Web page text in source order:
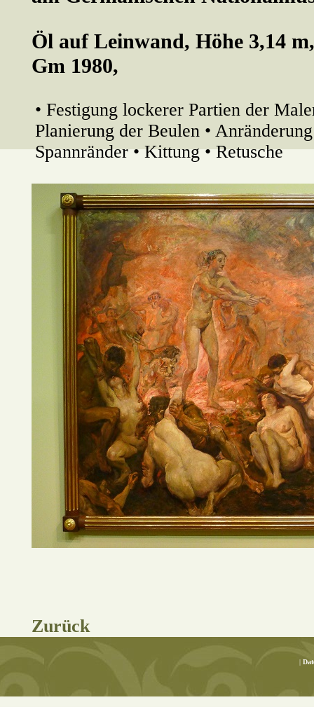
Öl auf Leinwand, Höhe 3,14
Gm 1980,
• Festigung lockerer Partien der
Planierung der Beulen •
Spannränder • Kittung • Retusche
Zurück
|